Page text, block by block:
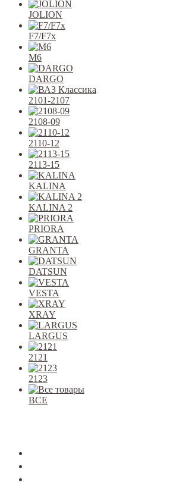
JOLION
F7/F7x
M6
DARGO
2101-2107
2108-09
2110-12
2113-15
KALINA
KALINA 2
PRIORA
GRANTA
DATSUN
VESTA
XRAY
LARGUS
2121
2123
ВСЕ